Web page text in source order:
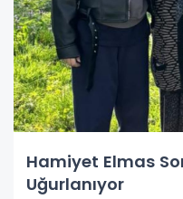
Hamiyet Elmas
Uğurlanıyor